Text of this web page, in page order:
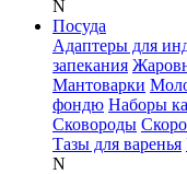
N
Посуда
Адаптеры для
запекания
Мантоварки
фондю Наборы
Сковороды
Тазы для варенья
N